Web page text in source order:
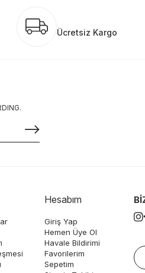
Ücretsiz Kargo
Hesabım
Giriş Yap
Hemen Üye Ol
Havale Bildirimi
Favorilerim
Sepetim